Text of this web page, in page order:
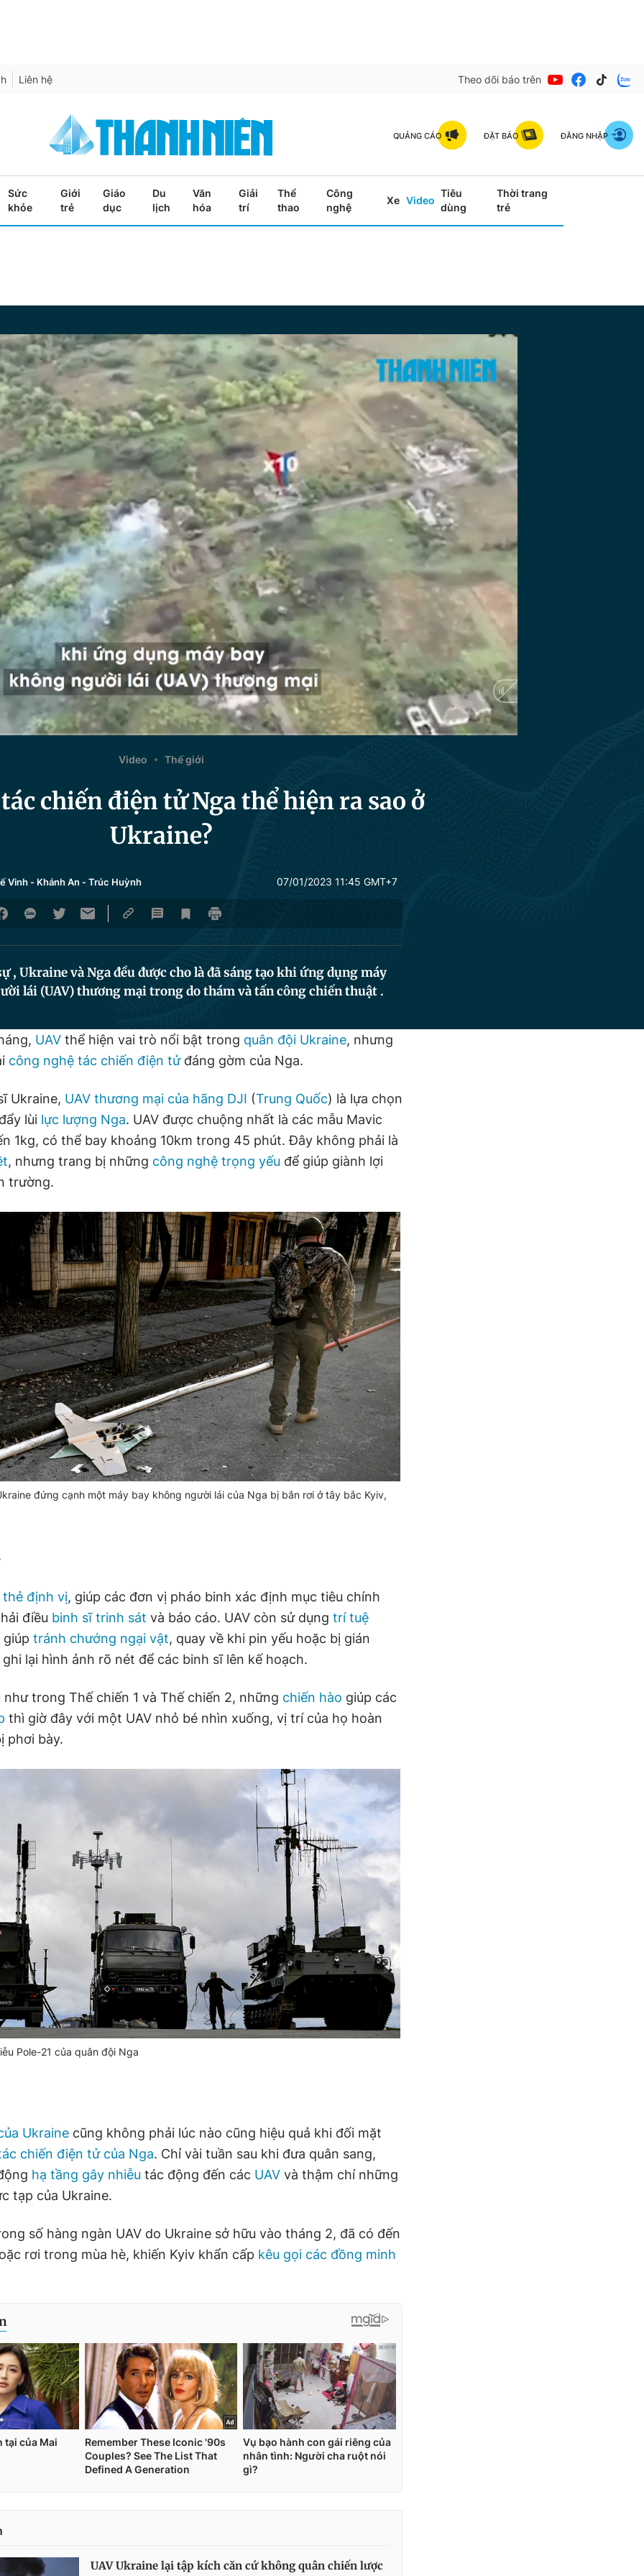
Liên hệ Theo dõi báo trên
QUẢNG CÁO ĐẶT BÁO ĐĂNG NHẬP
Sức
khỏe
Giới
trẻ
Giáo
dục
Du
lịch
Văn
hóa
Giải
trí
Thể
thao
Công
nghệ
Xe Video
Tiêu
dùng
Thời trang
trẻ
Video Thế giới
chiến điện tử Nga thể hiện ra sao ở
Ukraine?
Vinh - Khánh An -Trúc Huỳnh 07/01/2023 11:45 GMT+7
, Ukraine và Nga đều được cho là đã sáng tạo khi ứng dụng máy
lái (UAV) thương mại trong do thám và tấn công chiến thuật .
UAV thể hiện vai trò nổi bật trong quân đội Ukraine, nhưng
công nghệ tác chiến điện tửđáng gờm của Nga.
Ukraine, UAV thương mại của hãng DJI (Trung Quốc) là lựa chọn
lùi lực lượng Nga. UAV được chuộng nhất là các mẫu Mavic
1kg, có thể bay khoảng 10km trong 45 phút. Đây không phải là
, nhưng trang bị những công nghệ trọng yếu để giúp giành lợi
trường.
đứng cạnh một máy bay không người lái của Nga bị bắn rơi ở tây bắc Kyiv,
thẻ định vị, giúp các đơn vị pháo binh xác định mục tiêu chính
điều binh sĩ trinh sát và báo cáo. UAV còn sử dụng trí tuệ
giúp tránh chướng ngại vật, quay về khi pin yếu hoặc bị gián
lại hình ảnh rõ nét để các binh sĩ lên kế hoạch.
như trong Thế chiến 1 và Thế chiến 2, những chiến hào giúp các
thì giờ đây với một UAV nhỏ bé nhìn xuống, vị trí của họ hoàn
phơi bày.
Pole-21 của quân đội Nga
Ukraine cũng không phải lúc nào cũng hiệu quả khi đối mặt
chiến điện tử của Nga. Chỉ vài tuần sau khi đưa quân sang,
hạ tầng gây nhiễu tác động đến các UAV và thậm chí những
tạp của Ukraine.
số hàng ngàn UAV do Ukraine sở hữu vào tháng 2, đã có đến
rơi trong mùa hè, khiến Kyiv khẩn cấp kêu gọi các đồng minh
UAV Ukraine lại tập kích căn cứ không quân chiến lược